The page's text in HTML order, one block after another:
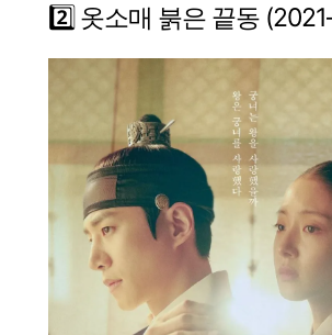
2️⃣ 옷소매 붉은 끝동